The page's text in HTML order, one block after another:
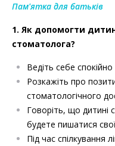
Пам'ятка для батьків
1. Як допомогти
стоматолога?
Ведіть себе
Розкажіть про
стоматологічного
Говоріть, що дитині
будете пишатися
Під час спілкування